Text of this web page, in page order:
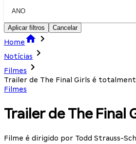
ANO
Aplicar filtros Cancelar
Home
Notícias
Filmes
Trailer de The Final Girls é
Filmes
Trailer de The
Filme é dirigido por Todd Strauss-